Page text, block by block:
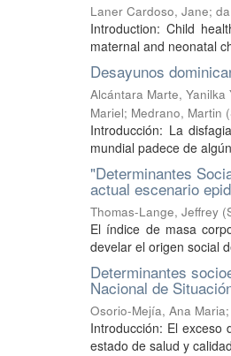
Laner Cardoso, Jane;
Introduction: Child
maternal and neonatal
Desayunos
Alcántara Marte, Yanilka
Mariel; Medrano, Martin (
Introducción: La
mundial padece de
"Determinantes
actual escenario
Thomas-Lange, Jeffrey (
El índice de masa
develar el origen social
Determinantes
Nacional de
Osorio-Mejía, Ana Maria;
Introducción: El exceso
estado de salud y